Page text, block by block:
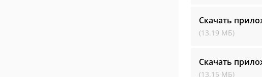
Скачать
(13.19 МБ)
Скачать
(13.15 МБ)